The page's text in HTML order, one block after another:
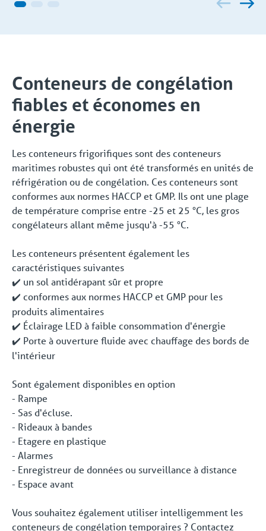
Conteneurs de congélation
fiables et économes en
énergie
Les conteneurs frigorifiques sont des conteneurs
maritimes robustes qui ont été transformés en unités de
réfrigération ou de congélation. Ces conteneurs sont
conformes aux normes HACCP et GMP. Ils ont une plage
de température comprise entre -25 et 25 °C, les gros
congélateurs allant même jusqu'à -55 °C.
Les conteneurs présentent également les
caractéristiques suivantes
✔️ un sol antidérapant sûr et propre
✔️ conformes aux normes HACCP et GMP pour les
produits alimentaires
✔️ Éclairage LED à faible consommation d'énergie
✔️ Porte à ouverture fluide avec chauffage des bords de
l'intérieur
Sont également disponibles en option
- Rampe
- Sas d'écluse.
- Rideaux à bandes
- Etagere en plastique
- Alarmes
- Enregistreur de données ou surveillance à distance
- Espace avant
Vous souhaitez également utiliser intelligemment les
conteneurs de congélation temporaires ? Contactez